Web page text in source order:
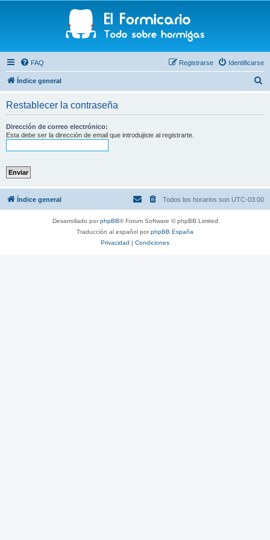
FAQ Identificarse
Registrarse
Índice general
Restablecer la contraseña
Dirección de correo electrónico:
Esta debe ser la dirección de email que introdujiste al registrarte.
Índice general Todos los horarios son UTC-03:00
Desarrollado porphpBB® Forum Software © phpBB Limited
Traducción al español porphpBB España
Privacidad | Condiciones